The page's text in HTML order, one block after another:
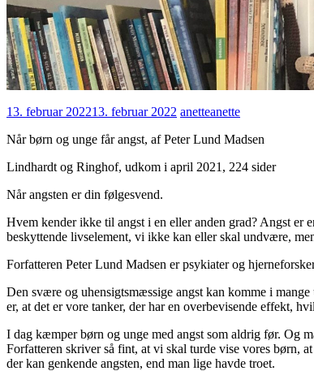
13. februar 202213. februar 2022 anetteanette
Når børn og unge får angst, af Peter Lund Madsen
Lindhardt og Ringhof, udkom i april 2021, 224 sider
Når angsten er din følgesvend.
Hvem kender ikke til angst i en eller anden grad? Angst er
beskyttende livselement, vi ikke kan eller skal undvære,
Forfatteren Peter Lund Madsen er psykiater og
Den svære og uhensigtsmæssige angst kan komme i
er, at det er vore tanker, der har en overbevisende effekt,
I dag kæmper børn og unge med angst som aldrig før. Og
Forfatteren skriver så fint, at vi skal turde vise vores børn,
der kan genkende angsten, end man lige havde troet.